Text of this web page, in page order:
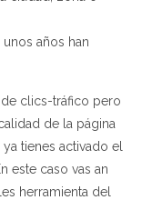
años han
clics-tráfico pero
de la página
tienes activado el
este caso vas an
herramienta del